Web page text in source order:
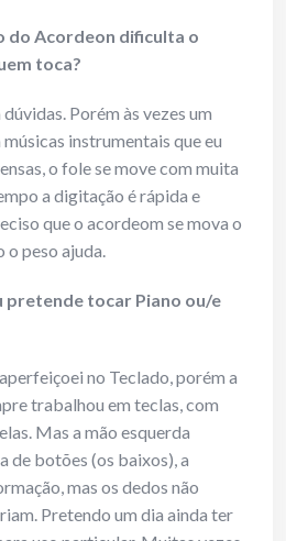
do Acordeon dificulta o
toca?
dúvidas. Porém às vezes um
instrumentais que eu
o fole se move com muita
a digitação é rápida e
que o acordeom se mova o
o peso ajuda.
pretende tocar Piano ou/e
no Teclado, porém a
trabalhou em teclas, com
Mas a mão esquerda
de botões (os baixos), a
mas os dedos não
Pretendo um dia ainda ter